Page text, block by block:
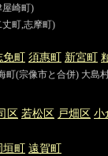
屋崎町)
町,志摩町)
免町 須惠町 新宮町
町(宗像市と合併) 大島
区 若松区 戸畑区 小
垣町 遠賀町